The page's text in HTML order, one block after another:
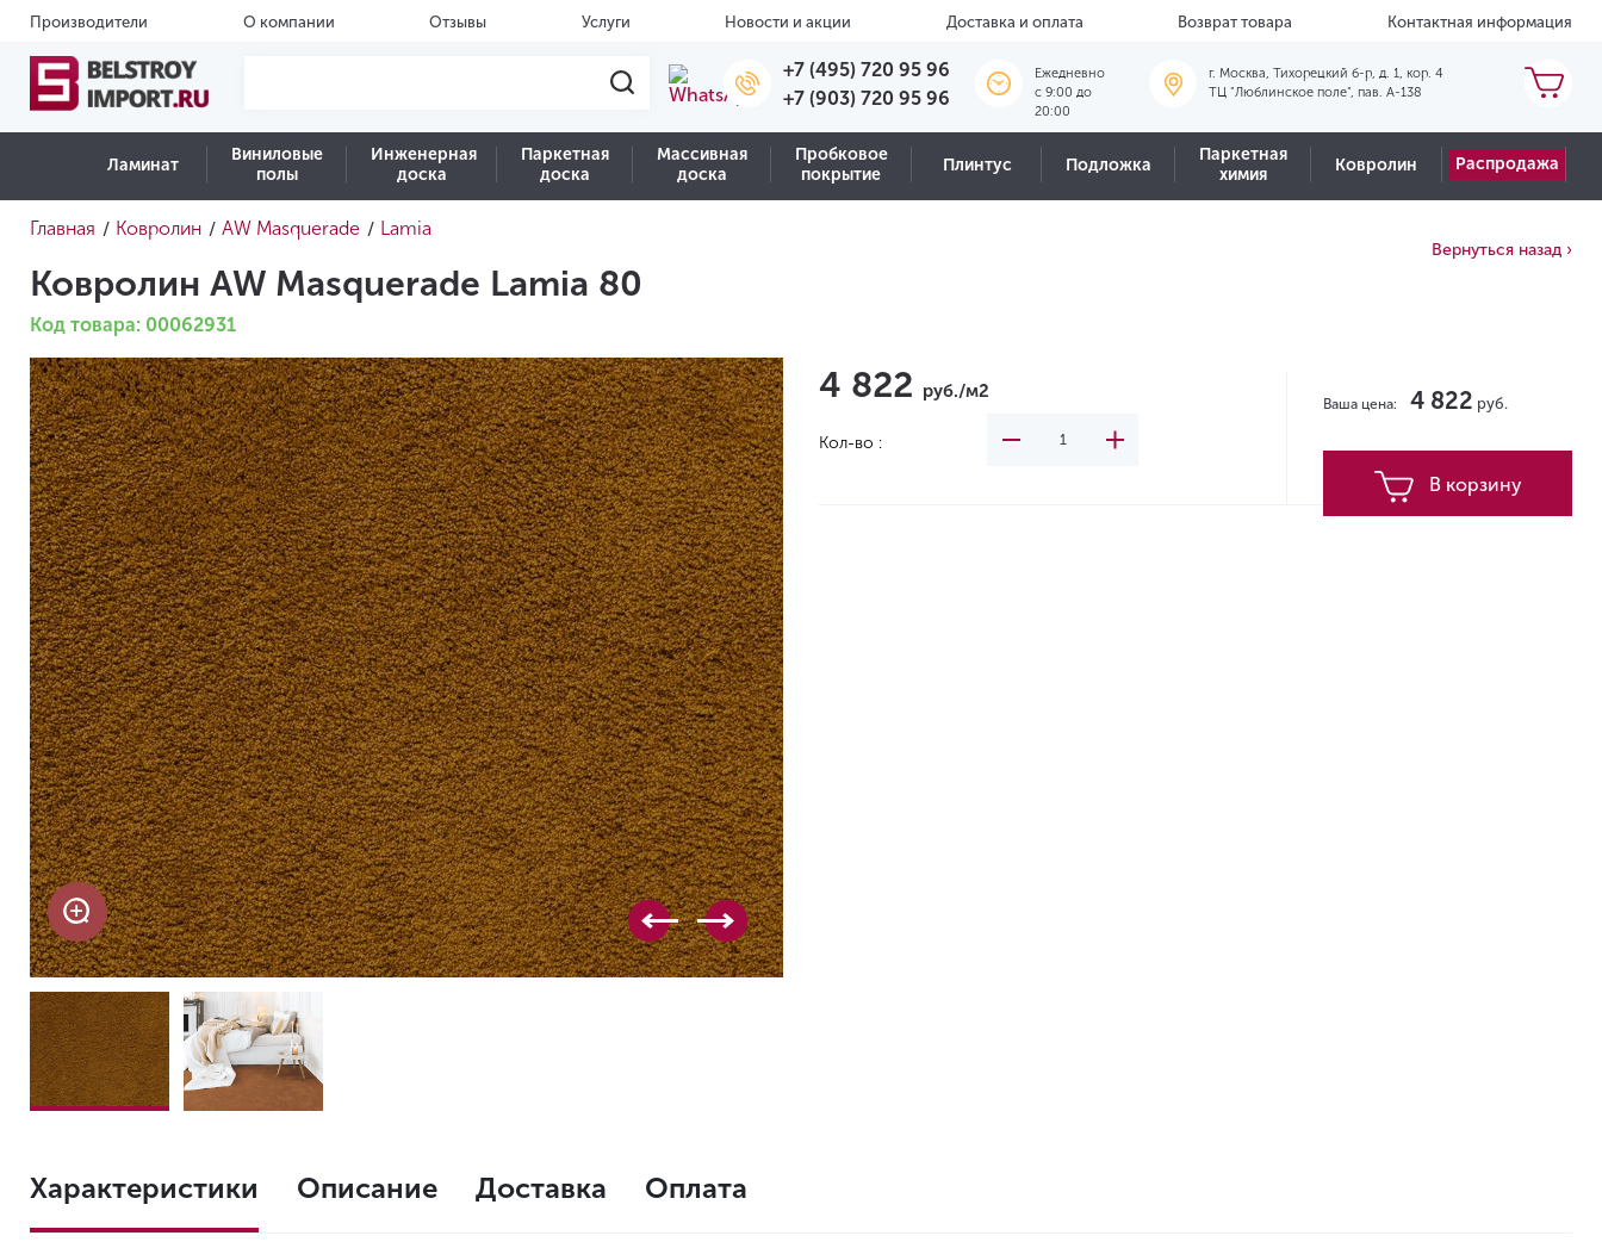
Производители О компании Отзывы Услуги Новости и акции Доставка и оплата Возврат товара Контактная информация
+7 (495) 720 95 96
+7 (903) 720 95 96
Ежедневно
c 9:00 до
20:00
г. Москва, Тихорецкий б-р, д. 1, кор. 4
ТЦ "Люблинское поле", пав. А-138
Ламинат
Виниловые
полы
Инженерная
доска
Паркетная
доска
Массивная
доска
Пробковое
покрытие
Плинтус Подложка
Паркетная
химия
Ковролин Распродажа
Главная / Ковролин / AW Masquerade / Lamia
Ковролин AW Masquerade Lamia 80
Код товара: 00062931
Вернуться назад ›
4 822 руб./м2
Кол-во :
Ваша цена: 4 822 руб.
В корзину
Характеристики Описание Доставка Оплата